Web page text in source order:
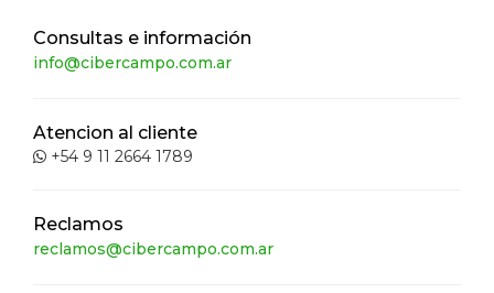
Consultas e información
info@cibercampo.com.ar
Atencion al cliente
+54 9 11 2664 1789
Reclamos
reclamos@cibercampo.com.ar